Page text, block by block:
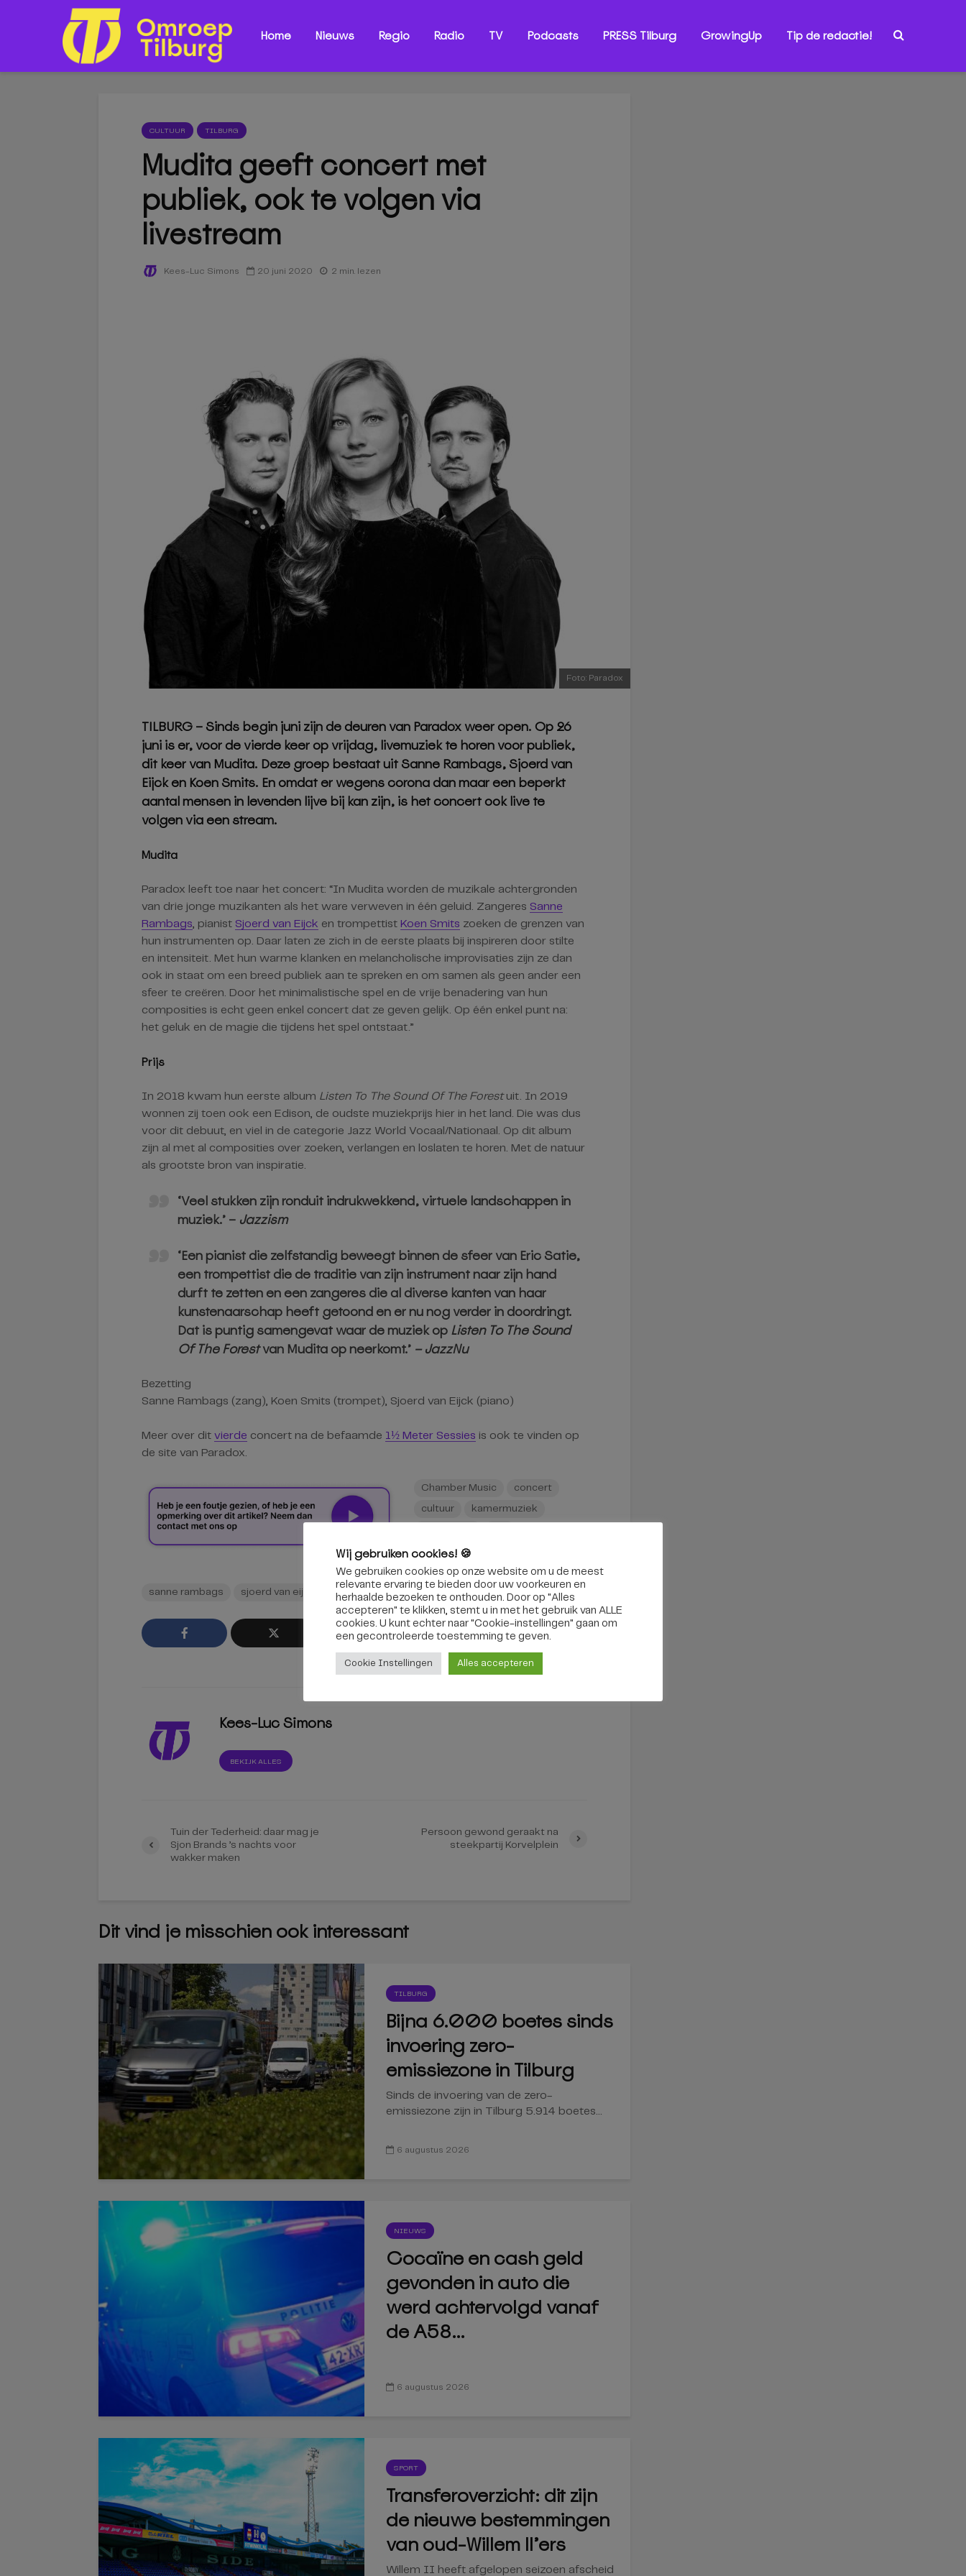
Home Nieuws Regio Radio TV Podcasts PRESS Tilburg GrowingUp Tip de redactie!
CULTUUR TILBURG
Mudita geeft concert met
publiek, ook te volgen via
livestream
Kees-Luc Simons 20 juni 2020 2 min. lezen
Foto: Paradox
TILBURG – Sinds begin juni zijn de deuren van Paradox weer open. Op 26
juni is er, voor de vierde keer op vrijdag, livemuziek te horen voor publiek,
dit keer van Mudita. Deze groep bestaat uit Sanne Rambags, Sjoerd van
Eijck en Koen Smits. En omdat er wegens corona dan maar een beperkt
aantal mensen in levenden lijve bij kan zijn, is het concert ook live te
volgen via een stream.
Mudita
Paradox leeft toe naar het concert: “In Mudita worden de muzikale achtergronden
van drie jonge muzikanten als het ware verweven in één geluid. Zangeres Sanne
Rambags, pianist Sjoerd van Eijck en trompettist Koen Smits zoeken de grenzen van
hun instrumenten op. Daar laten ze zich in de eerste plaats bij inspireren door stilte
en intensiteit. Met hun warme klanken en melancholische improvisaties zijn ze dan
ook in staat om een breed publiek aan te spreken en om samen als geen ander een
sfeer te creëren. Door het minimalistische spel en de vrije benadering van hun
composities is echt geen enkel concert dat ze geven gelijk. Op één enkel punt na:
het geluk en de magie die tijdens het spel ontstaat.”
Prijs
In 2018 kwam hun eerste album Listen To The Sound Of The Forestuit. In 2019
wonnen zij toen ook een Edison, de oudste muziekprijs hier in het land. Die was dus
voor dit debuut, en viel in de categorie Jazz World Vocaal/Nationaal. Op dit album
zijn al met al composities over zoeken, verlangen en loslaten te horen. Met de natuur
als grootste bron van inspiratie.
‘Veel stukken zijn ronduit indrukwekkend, virtuele landschappen in
muziek.’ – Jazzism
‘Een pianist die zelfstandig beweegt binnen de sfeer van Eric Satie,
een trompettist die de traditie van zijn instrument naar zijn hand
durft te zetten en een zangeres die al diverse kanten van haar
kunstenaarschap heeft getoond en er nu nog verder in doordringt.
Dat is puntig samengevat waar de muziek op Listen To The Sound
Of The Forestvan Mudita op neerkomt.’ – JazzNu
Bezetting
Sanne Rambags (zang), Koen Smits (trompet), Sjoerd van Eijck (piano)
Meer over dit vierde concert na de befaamde 1½ Meter Sessies is ook te vinden op
de site van Paradox.
Chamber Music concert
cultuur kamermuziek
modern creative
muziek paradox
sanne rambags sjoerd van eijck stream tilburg
Kees-Luc Simons
BEKIJK ALLES
Tuin der Tederheid: daar mag je
Sjon Brands ’s nachts voor
wakker maken
Persoon gewond geraakt na
steekpartij Korvelplein
Dit vind je misschien ook interessant
TILBURG
Bijna 6.000 boetes sinds
invoering zero-
emissiezone in Tilburg
Sinds de invoering van de zero-
emissiezone zijn in Tilburg 5.914 boetes...
6 augustus 2026
NIEUWS
Cocaïne en cash geld
gevonden in auto die
werd achtervolgd vanaf
de A58...
6 augustus 2026
SPORT
Transferoverzicht: dit zijn
de nieuwe bestemmingen
van oud-Willem II’ers
Willem II heeft afgelopen seizoen afscheid
Wij gebruiken cookies! 🍪
We gebruiken cookies op onze website om u de meest
relevante ervaring te bieden door uw voorkeuren en
herhaalde bezoeken te onthouden. Door op "Alles
accepteren" te klikken, stemt u in met het gebruik van ALLE
cookies. U kunt echter naar "Cookie-instellingen" gaan om
een ​​gecontroleerde toestemming te geven.
Cookie Instellingen Alles accepteren